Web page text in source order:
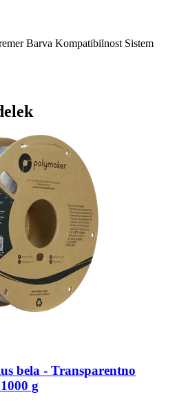
Barva Kompatibilnost Sistem
bela -​ Transparentno
g